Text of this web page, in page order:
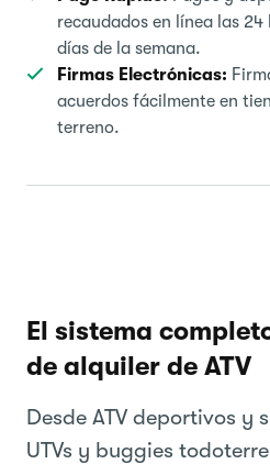
recaudados en línea las
días de la semana.
Firmas Electrónicas:
acuerdos fácilmente en
terreno.
El sistema
de alquiler de ATV
Desde ATV deportivos y
UTVs y buggies